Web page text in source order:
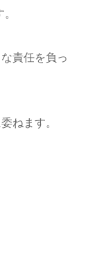
責任を負っ
ねます。